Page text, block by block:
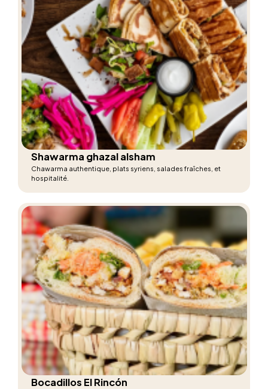
Shawarma ghazal alsham
Chawarma authentique, plats syriens, salades fraîches, et
hospitalité.
Bocadillos El Rincón